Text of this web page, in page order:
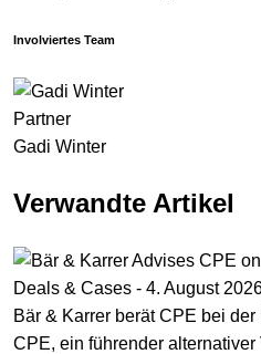
Involviertes Team
Partner
Gadi Winter
Verwandte Artikel
Deals & Cases - 4. August
Bär & Karrer berät CPE bei
CPE, ein führender